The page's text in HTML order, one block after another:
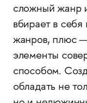
сложный жанр
вбирает в
жанров, плюс —
элементы
способом.
обладать не